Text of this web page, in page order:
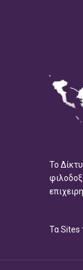
Το
Τα Sites